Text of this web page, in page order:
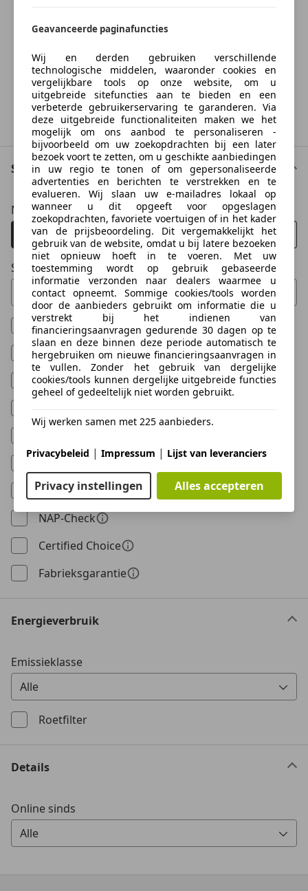
Something went wrong
We're sorry, but something unexpected happened.
Please try again or refresh the page.
Try Again
Staat van het voertuig
Maximum aantal eigenaren
Alle
1 2 3 4+
Schadeauto
Toon niet
0 Vorschläge gefunden. Verwenden Sie die Auf- und Ab-
Garantie
Met onderhoudshistorie
Niet-rokers auto
BOVAG
Garantie
BOVAGOnderhoudsvrij
NAP-Check
Certified Choice
Fabrieksgarantie
Energieverbruik
Emissieklasse
Alle
0 Vorschläge gefunden. Verwenden Sie die Auf- und Ab-
Roetfilter
Details
Online sinds
Alle
Geavanceerde paginafuncties
Wij en derden gebruiken verschillende
technologische middelen, waaronder cookies en
vergelijkbare tools op onze website, om u
uitgebreide sitefuncties aan te bieden en een
verbeterde gebruikerservaring te garanderen. Via
deze uitgebreide functionaliteiten maken we het
mogelijk om ons aanbod te personaliseren -
bijvoorbeeld om uw zoekopdrachten bij een later
bezoek voort te zetten, om u geschikte aanbiedingen
in uw regio te tonen of om gepersonaliseerde
advertenties en berichten te verstrekken en te
evalueren. Wij slaan uw e-mailadres lokaal op
wanneer u dit opgeeft voor opgeslagen
zoekopdrachten, favoriete voertuigen of in het kader
van de prijsbeoordeling. Dit vergemakkelijkt het
gebruik van de website, omdat u bij latere bezoeken
niet opnieuw hoeft in te voeren. Met uw
toestemming wordt op gebruik gebaseerde
informatie verzonden naar dealers waarmee u
contact opneemt. Sommige cookies/tools worden
door de aanbieders gebruikt om informatie die u
verstrekt bij het indienen van
financieringsaanvragen gedurende 30 dagen op te
slaan en deze binnen deze periode automatisch te
hergebruiken om nieuwe financieringsaanvragen in
te vullen. Zonder het gebruik van dergelijke
cookies/tools kunnen dergelijke uitgebreide functies
geheel of gedeeltelijk niet worden gebruikt.
Wij werken samen met 225 aanbieders.
Privacybeleid | Impressum | Lijst van leveranciers
Privacy instellingen Alles accepteren